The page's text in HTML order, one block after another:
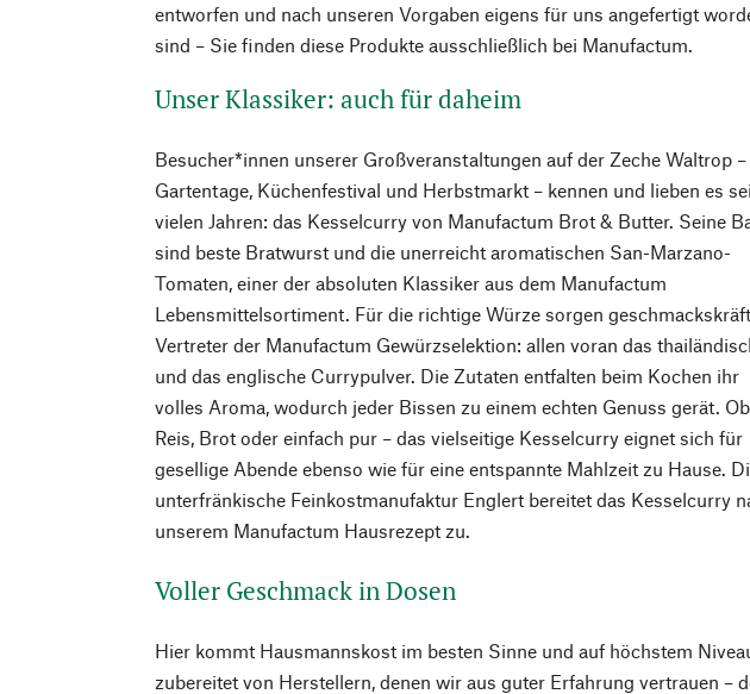
entworfen und nach unseren Vorgaben eigens für uns angefertigt
sind – Sie finden diese Produkte ausschließlich bei Manufactum.
Unser Klassiker: auch für daheim
Besucher*innen unserer Großveranstaltungen auf der Zeche Waltrop –
Gartentage, Küchenfestival und Herbstmarkt – kennen und lieben es
vielen Jahren: das Kesselcurry von Manufactum Brot & Butter. Seine
sind beste Bratwurst und die unerreicht aromatischen San-Marzano-
Tomaten, einer der absoluten Klassiker aus dem Manufactum
Lebensmittelsortiment. Für die richtige Würze sorgen
Vertreter der Manufactum Gewürzselektion: allen voran das
und das englische Currypulver. Die Zutaten entfalten beim Kochen ihr
volles Aroma, wodurch jeder Bissen zu einem echten Genuss gerät.
Reis, Brot oder einfach pur – das vielseitige Kesselcurry eignet sich für
gesellige Abende ebenso wie für eine entspannte Mahlzeit zu Hause.
unterfränkische Feinkostmanufaktur Englert bereitet das Kesselcurry
unserem Manufactum Hausrezept zu.
Voller Geschmack in Dosen
Hier kommt Hausmannskost im besten Sinne und auf höchstem
zubereitet von Herstellern, denen wir aus guter Erfahrung vertrauen –